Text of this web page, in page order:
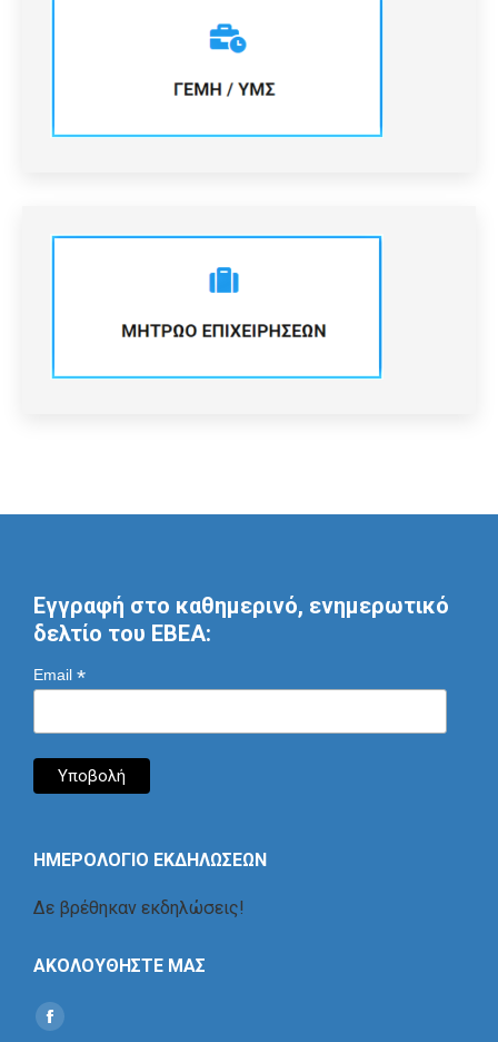
Εγγραφή στο καθημερινό, ενημερωτικό
δελτίο του ΕΒΕΑ:
Email *
ΗΜΕΡΟΛΟΓΙΟ ΕΚΔΗΛΩΣΕΩΝ
Δε βρέθηκαν εκδηλώσεις!
ΑΚΟΛΟΥΘΗΣΤΕ ΜΑΣ
Find us on:
Social